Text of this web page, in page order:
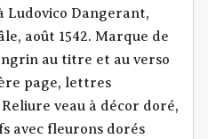
Ludovico Dangerant,
août 1542. Marque de
au titre et au verso
page, lettres
veau à décor doré,
avec fleurons dorés